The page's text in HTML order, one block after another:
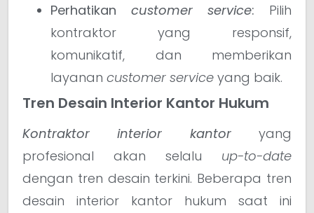
Perhatikan customer service: Pilih
kontraktor yang responsif,
komunikatif, dan memberikan
layanan customer service yang baik.
Tren Desain Interior Kantor Hukum
Kontraktor interior kantoryang
profesional akan selalu up-to-date
dengan tren desain terkini. Beberapa tren
desain interior kantor hukum saat ini